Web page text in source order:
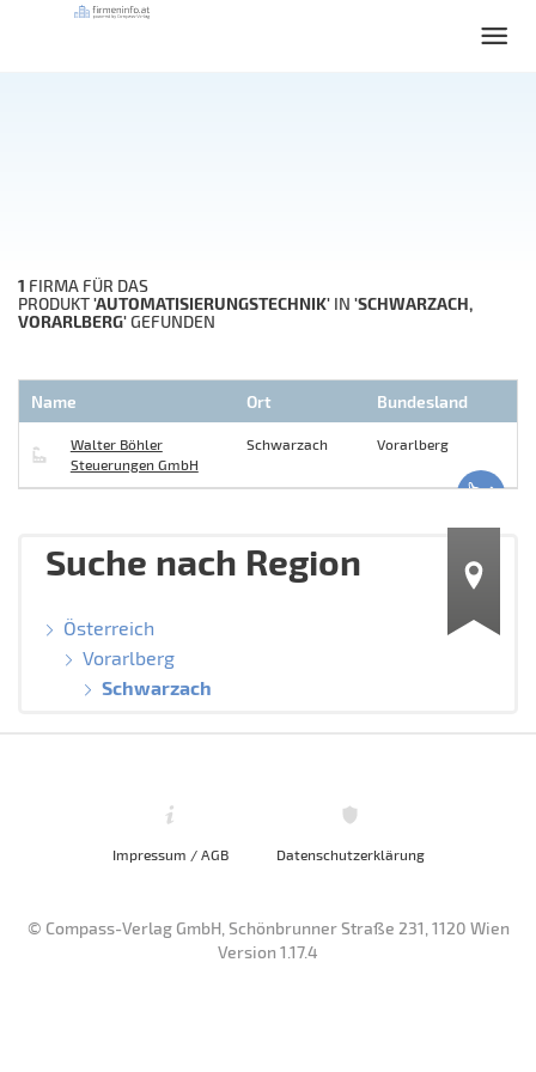
1 FIRMA FÜR DAS
PRODUKT'AUTOMATISIERUNGSTECHNIK' IN 'SCHWARZACH,
VORARLBERG'GEFUNDEN
Name Ort Bundesland
Walter Böhler
Steuerungen GmbH
Schwarzach Vorarlberg
Suche nach Region
Österreich
Vorarlberg
Schwarzach
Impressum / AGB Datenschutzerklärung
© Compass-Verlag GmbH, Schönbrunner Straße 231, 1120 Wien
Version 1.17.4